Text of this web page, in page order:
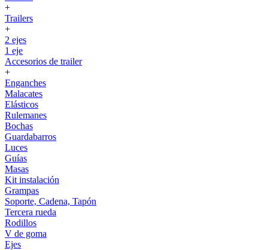
+
Trailers
+
2 ejes
1 eje
Accesorios de trailer
+
Enganches
Malacates
Elásticos
Rulemanes
Bochas
Guardabarros
Luces
Guías
Masas
Kit instalación
Grampas
Soporte, Cadena, Tapón
Tercera rueda
Rodillos
V de goma
Ejes